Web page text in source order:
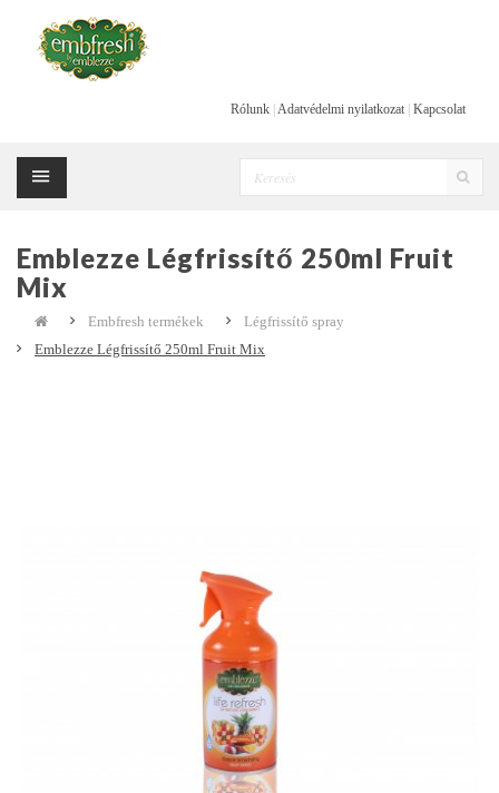
Rólunk Adatvédelmi nyilatkozat Kapcsolat
Emblezze Légfrissítő 250ml Fruit
Mix
Embfresh termékek
Légfrissítő spray
Emblezze Légfrissítő 250ml Fruit Mix